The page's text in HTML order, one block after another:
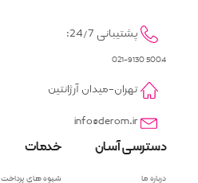
پشتیبانی 24/7:
5004 021-9130
تهران-میدان آرژانتین
info@derom.ir
دسترسی آسان
درباره ما
خدمات
شیوه های پرداخت